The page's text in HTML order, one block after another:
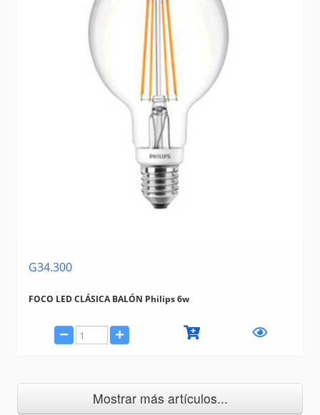
G34.300
FOCO LED CLÁSICA BALÓN Philips 6w
Mostrar más artículos...